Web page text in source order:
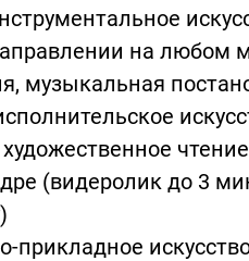
на любом
музыкальная
(видеролик до 3
прикладное